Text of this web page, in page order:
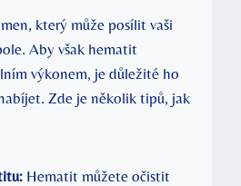
který může posílit vaši
Aby však hematit
výkonem, je důležité ho
Zde je několik tipů, jak
Hematit můžete očistit